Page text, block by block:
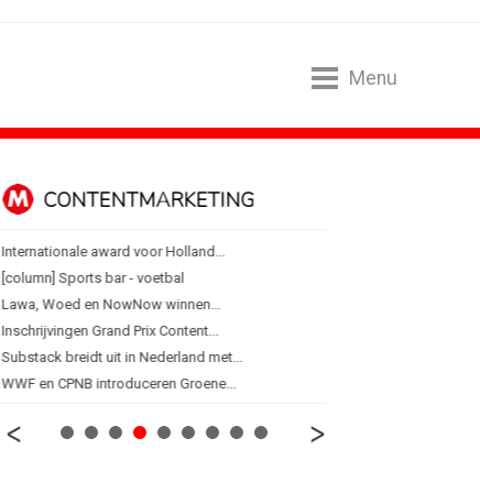
Menu
CONTENTMARKETING
Internationale award voor Holland...
[column] Sports bar - voetbal
Lawa, Woed en NowNow winnen...
Inschrijvingen Grand Prix Content...
Substack breidt uit in Nederland met...
WWF en CPNB introduceren Groene...